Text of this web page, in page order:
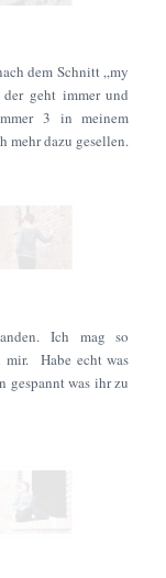
dem Schnitt „my
geht immer und
3 in meinem
mehr dazu gesellen.
Ich mag so
mir. Habe echt was
was ihr zu